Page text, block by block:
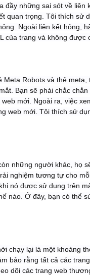
những sai sót về liên
quan trọng. Tôi thích sử
Ngoài liên kết hỏng,
của trang và không được
Robots và thẻ
Bạn sẽ phải chắc
mới. Ngoài ra, việc
web mới. Tôi thích sử
những người khác, họ
nghiệm tương tự cho
nó được sử dụng trên
nào. Ở đây, bạn có thể
chạy lại là một khoảng
bảo rằng tất cả các
dõi các trang web